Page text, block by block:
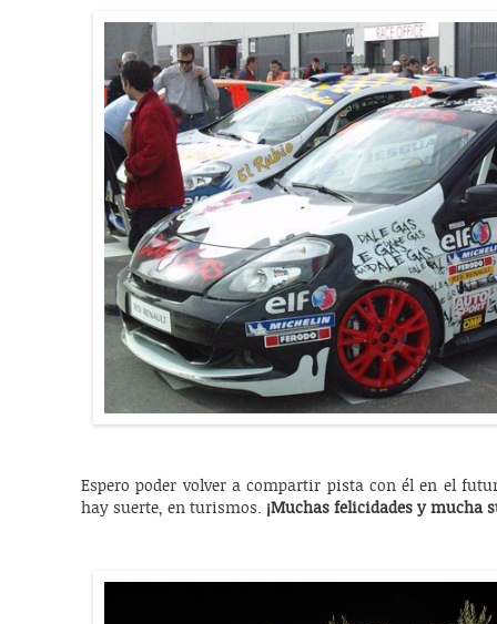
Espero poder volver a compartir pista con él en el
hay suerte, en turismos. ¡Muchas felicidades y mucha